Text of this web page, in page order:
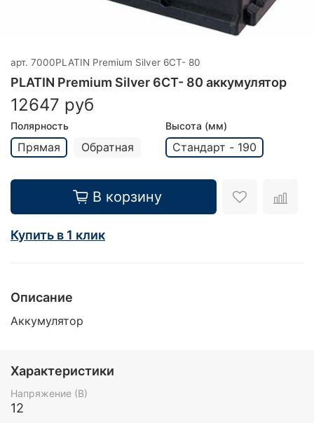
арт. 7000PLATIN Premium Silver 6CT- 80
PLATIN Premium Silver 6CT- 80 аккумулятор
12647 руб
Полярность
Прямая Обратная
Высота (мм)
Стандарт - 190
В корзину
Купить в 1 клик
Описание
Аккумулятор
Характеристики
Напряжение (В)
12